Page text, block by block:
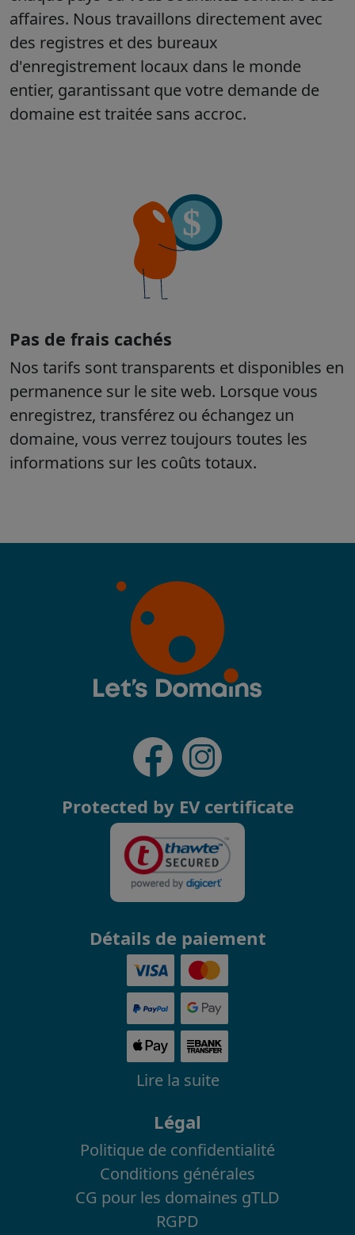
Protected by EV certificate
Détails de paiement
Lire la suite
Légal
Politique de confidentialité
Conditions générales
CG pour les domaines gTLD
RGPD